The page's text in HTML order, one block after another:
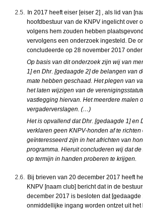
2.5. In 2017 heeft eiser [eiser 2] , als lid van
hoofdbestuur van de KNPV ingelicht over
volgens hem zouden hebben
vervolgens een onderzoek ingesteld. De
concludeerde op 28 november 2017
Op basis van dit onderzoek zijn wij van
1] en Dhr. [gedaagde 2] de belangen van
mate hebben geschaad. Het plegen van
het laten wijzigen van de
vastlegging hiervan. Het meerdere malen
vergaderverslagen. (…)
Het is opvallend dat Dhr. [gedaagde 1] en
verklaren geen KNPV-honden af te richten
geïnteresseerd zijn in het africhten van
programma. Hieruit concluderen wij dat
op termijn in handen proberen te krijgen.
2.6. Bij brieven van 20 december 2017 heeft
KNPV [naam club] bericht dat in de
december 2017 is besloten dat [gedaagde
onmiddellijke ingang worden ontzet uit het